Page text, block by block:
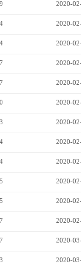
2020-
2020-
2020-
2020-
2020-
2020-
2020-
2020-
2020-
2020-
2020-
2020-
2020-
2020-